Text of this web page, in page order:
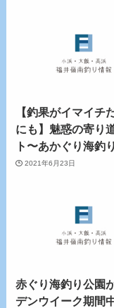
【釣果がイマイチ
にも】魅惑の寄り
ト〜あかぐり海釣
2021年6月23日
赤ぐり海釣り公園
デンウイーク期間